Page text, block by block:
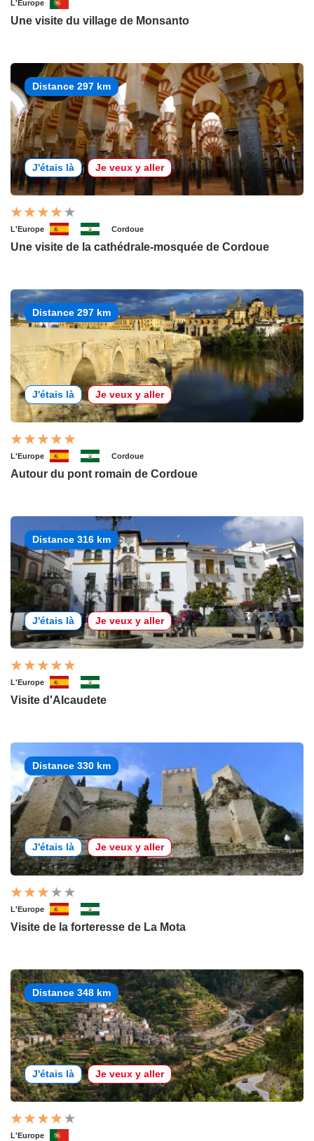
L'Europe
Une visite du village de Monsanto
Distance 297 km
J'étais là Je veux y aller
L'Europe Cordoue
Une visite de la cathédrale-mosquée de Cordoue
Distance 297 km
J'étais là Je veux y aller
L'Europe Cordoue
Autour du pont romain de Cordoue
Distance 316 km
J'étais là Je veux y aller
L'Europe
Visite d'Alcaudete
Distance 330 km
J'étais là Je veux y aller
L'Europe
Visite de la forteresse de La Mota
Distance 348 km
J'étais là Je veux y aller
L'Europe